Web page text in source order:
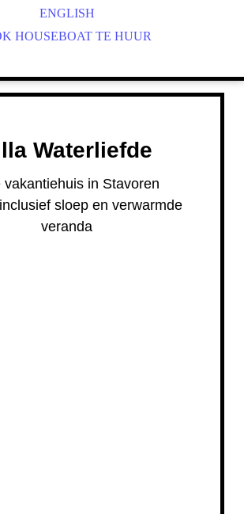
ENGLISH
HOUSEBOAT TE HUUR
Waterliefde
vakantiehuis in Stavoren
sloep en verwarmde
veranda